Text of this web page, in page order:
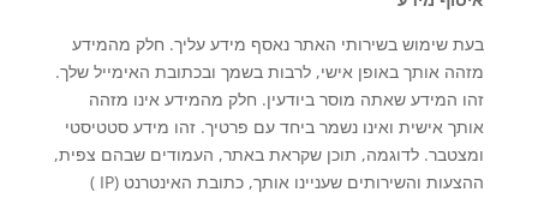
בעת שימוש בשירותי האתר נאסף מידע עליך. חלק מהמידע
מזהה אותך באופן אישי, לרבות בשמך ובכתובת האימייל שלך.
זהו המידע שאתה מוסר ביודעין. חלק מהמידע אינו מזהה
אותך אישית ואינו נשמר ביחד עם פרטיך. זהו מידע סטטיסטי
ומצטבר. לדוגמה, תוכן שקראת באתר, העמודים שבהם צפית,
ההצעות והשירותים שעניינו אותך, כתובת האינטרנט (IP )